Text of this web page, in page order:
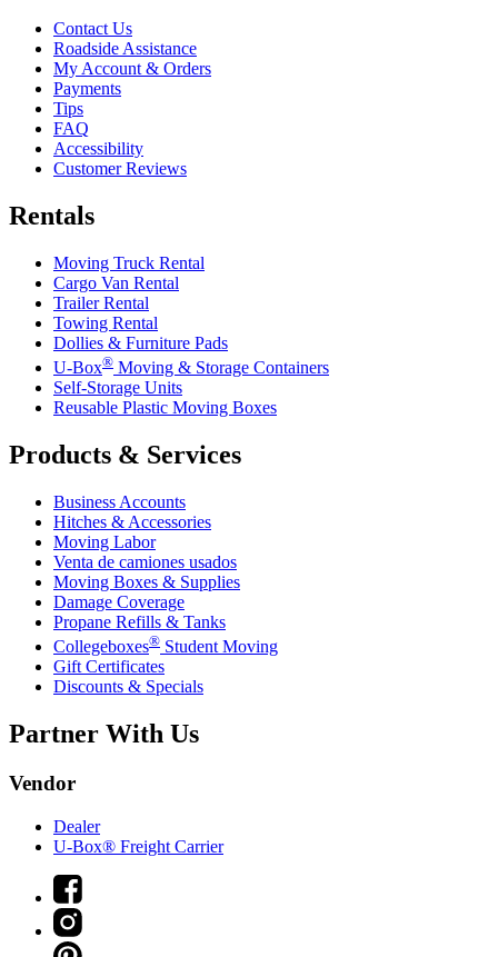
Contact Us
Roadside Assistance
My Account & Orders
Payments
Tips
FAQ
Accessibility
Customer Reviews
Rentals
Moving Truck Rental
Cargo Van Rental
Trailer Rental
Towing Rental
Dollies & Furniture Pads
U-Box® Moving & Storage Containers
Self-Storage Units
Reusable Plastic Moving Boxes
Products & Services
Business Accounts
Hitches & Accessories
Moving Labor
Venta de camiones usados
Moving Boxes & Supplies
Damage Coverage
Propane Refills & Tanks
Collegeboxes® Student Moving
Gift Certificates
Discounts & Specials
Partner With Us
Vendor
Dealer
U-Box® Freight Carrier